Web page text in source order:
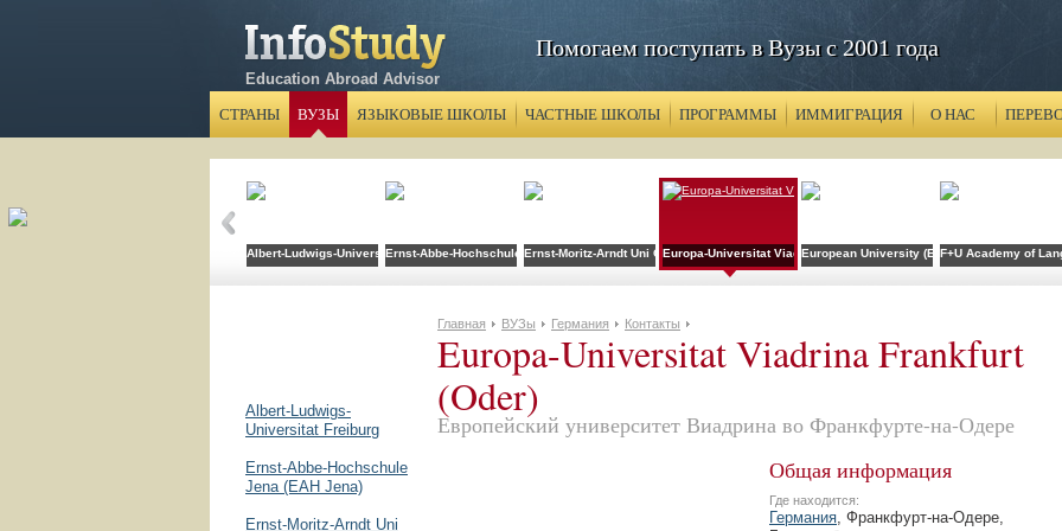
Education Abroad Advisor
Помогаем поступать в Вузы с 2001 года
СТРАНЫ ВУЗЫ ЯЗЫКОВЫЕ ШКОЛЫ ЧАСТНЫЕ ШКОЛЫ ПРОГРАММЫ ИММИГРАЦИЯ О НАС
Albert-Ludwigs-Universitat FreiburgErnst-Abbe-Hochschule Jena (EAH Jena)Ernst-Moritz-Arndt Uni Greifswald (EMAU)Europa-Universitat Viadrina Frankfurt (Oder)
European University (EU)F+U Academy of
Albert-Ludwigs-
Universitat Freiburg
Ernst-Abbe-Hochschule
Jena (EAH Jena)
Ernst-Moritz-Arndt Uni
Главная ВУЗы Германия Контакты
Europa-Universitat Viadrina Frankfurt
(Oder)
Европейский университет Виадрина во Франкфурте-на-Одере
Общая информация
Где находится:
Германия, Франкфурт-на-Одере,